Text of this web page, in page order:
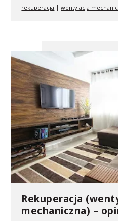
rekuperacja |wentylacja
Rekuperacja
mechaniczna) –